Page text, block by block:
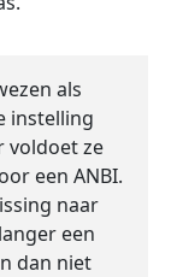
als
instelling
voldoet ze
een ANBI.
naar
een
dan niet